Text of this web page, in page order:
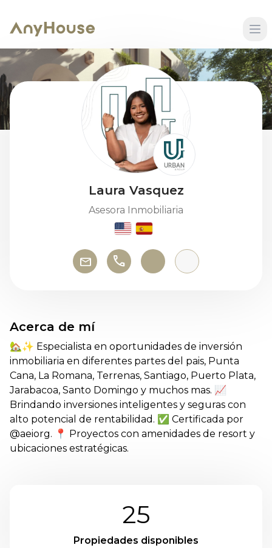
Laura Vasquez
Asesora Inmobiliaria
mail phone
Acerca de mí
🏡✨ Especialista en oportunidades de inversión
inmobiliaria en diferentes partes del pais, Punta
Cana, La Romana, Terrenas, Santiago, Puerto Plata,
Jarabacoa, Santo Domingo y muchos mas. 📈
Brindando inversiones inteligentes y seguras con
alto potencial de rentabilidad. ✅ Certificada por
@aeiorg. 📍 Proyectos con amenidades de resort y
ubicaciones estratégicas.
25
Propiedades disponibles